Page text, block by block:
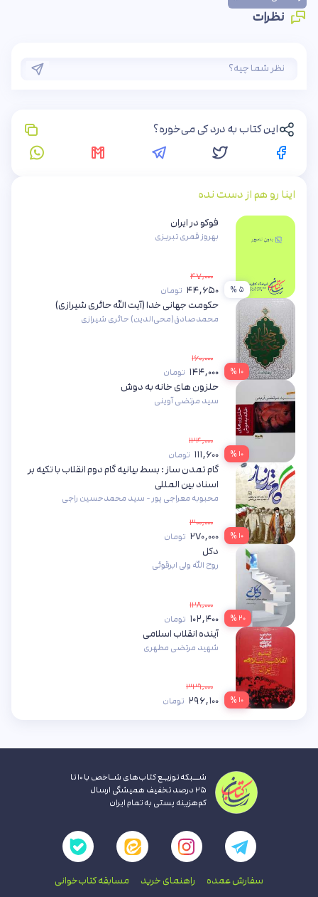
نظرات
این کتاب به درد کی می‌خوره؟
اینا رو هم از دست نده
۵ %
فوکو در ایران
بهروز قمری تبریزی
۴۷,۰۰۰
۴۴,۶۵۰ تومان
۱۰ %
حکومت جهانی خدا (آیت الله حائری شیرازی)
محمدصادق(محی‌الدین) حائری شیرازی
۱۶۰,۰۰۰
۱۴۴,۰۰۰ تومان
۱۰ %
حلزون های خانه به دوش
سید مرتضی آوینی
۱۲۴,۰۰۰
۱۱۱,۶۰۰ تومان
۱۰ %
گام تمدن ساز : بسط بیانیه گام دوم انقلاب با تکیه بر
اسناد بین المللی
محبوبه معراجی پور - سید محمدحسین راجی
۳۰۰,۰۰۰
۲۷۰,۰۰۰ تومان
۲۰ %
دکل
روح الله ولی ابرقوئی
۱۲۸,۰۰۰
۱۰۲,۴۰۰ تومان
۱۰ %
آینده انقلاب اسلامی
شهید مرتضی مطهری
۳۲۹,۰۰۰
۲۹۶,۱۰۰ تومان
شــبکه توزیـع کتاب‌های شـاخص با ۱۰ تا
۲۵ درصد تخفیف همیشگی ارسال
کم‌هزینه پستی به تمام ایران
سفارش عمده راهنمای‌ خرید مسابقه کتاب‌خوانی